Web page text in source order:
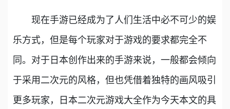
现在手游已经成为了人们生活中必不可少的娱
乐方式，但是每个玩家对于游戏的要求都完全不
同。对于日本创作出来的手游来说，一般都会倾向
于采用二次元的风格，但也凭借着独特的画风吸引
更多玩家，日本二次元游戏大全作为今天本文的具